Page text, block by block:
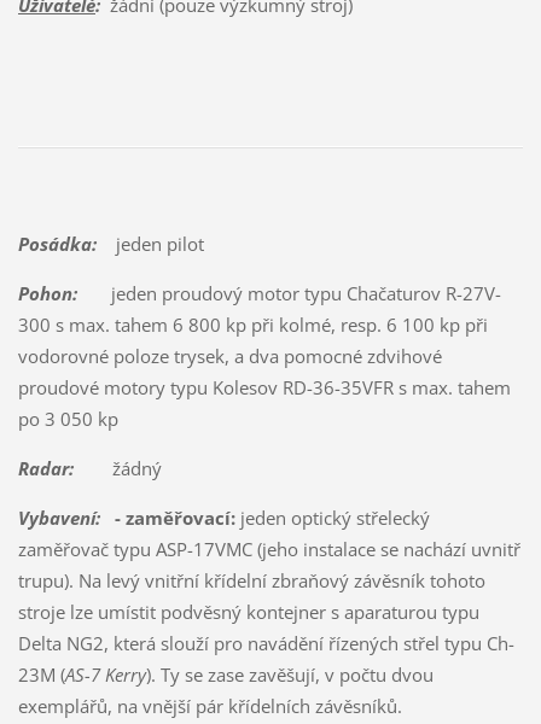
Posádka:jeden pilot
Pohon:jeden proudový motor typu Chačaturov R-27V-
300 s max. tahem 6 800 kp při kolmé, resp. 6 100 kp při
vodorovné poloze trysek, a dva pomocné zdvihové
proudové motory typu Kolesov RD-36-35VFR s max. tahem
po 3 050 kp
Radar:žádný
Vybavení: - zaměřovací:jeden optický střelecký
zaměřovač typu ASP-17VMC (jeho instalace se nachází uvnitř
trupu). Na levý vnitřní křídelní zbraňový závěsník tohoto
stroje lze umístit podvěsný kontejner s aparaturou typu
Delta NG2, která slouží pro navádění řízených střel typu Ch-
23M (AS-7 Kerry). Ty se zase zavěšují, v počtu dvou
exemplářů, na vnější pár křídelních závěsníků.